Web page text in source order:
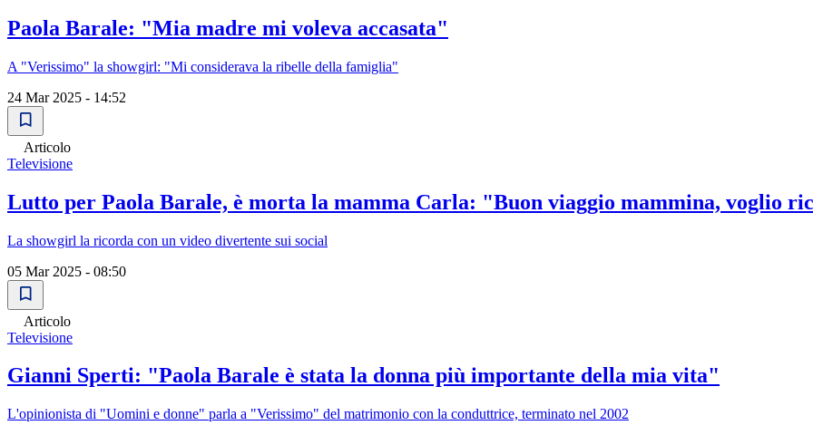
Paola Barale: "Mia madre mi voleva accasata"
A "Verissimo" la showgirl: "Mi considerava la ribelle della famiglia"
24 Mar 2025 - 14:52
Articolo
Televisione
Lutto per Paola Barale, è morta la mamma Carla: "Buon viaggio mammina, voglio
La showgirl la ricorda con un video divertente sui social
05 Mar 2025 - 08:50
Articolo
Televisione
Gianni Sperti: "Paola Barale è stata la donna più importante della mia vita"
L'opinionista di "Uomini e donne" parla a "Verissimo" del matrimonio con la conduttrice, terminato nel 2002